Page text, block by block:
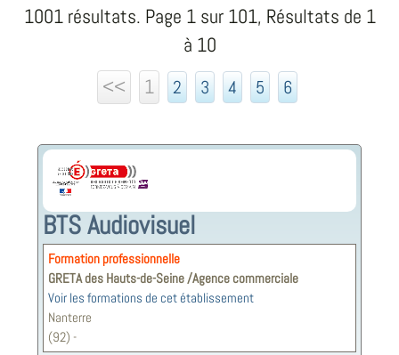
1001 résultats. Page 1 sur 101, Résultats de 1
à 10
<<
1 2 3 4 5 6
BTS Audiovisuel
Formation professionnelle
GRETA des Hauts-de-Seine /Agence commerciale
Voir les formations de cet établissement
Nanterre
(92) -